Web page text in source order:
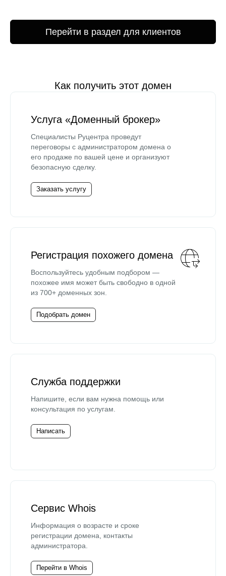
Перейти в раздел для клиентов
Как получить этот домен
Услуга «Доменный брокер»
Специалисты Руцентра проведут
переговоры с администратором домена о
его продаже по вашей цене и организуют
безопасную сделку.
Заказать услугу
Регистрация похожего домена
Воспользуйтесь удобным подбором —
похожее имя может быть свободно в одной
из 700+ доменных зон.
Подобрать домен
Служба поддержки
Напишите, если вам нужна помощь или
консультация по услугам.
Написать
Сервис Whois
Информация о возрасте и сроке
регистрации домена, контакты
администратора.
Перейти в Whois